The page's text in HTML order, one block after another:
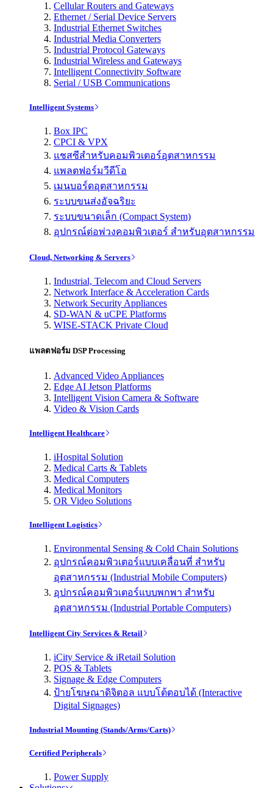
Cellular Routers and Gateways
Ethernet / Serial Device Servers
Industrial Ethernet Switches
Industrial Media Converters
Industrial Protocol Gateways
Industrial Wireless and Gateways
Intelligent Connectivity Software
Serial / USB Communications
Intelligent Systems
Box IPC
CPCI & VPX
แชสซีสำหรับคอมพิวเตอร์อุตสาหกรรม
แพลตฟอร์มวีดีโอ
เมนบอร์ดอุตสาหกรรม
ระบบขนส่งอัจฉริยะ
ระบบขนาดเล็ก (Compact System)
อุปกรณ์ต่อพ่วงคอมพิวเตอร์ สำหรับอุตสาหกรรม
Cloud, Networking & Servers
Industrial, Telecom and Cloud Servers
Network Interface & Acceleration Cards
Network Security Appliances
SD-WAN & uCPE Platforms
WISE-STACK Private Cloud
แพลตฟอร์ม DSP Processing
Advanced Video Appliances
Edge AI Jetson Platforms
Intelligent Vision Camera & Software
Video & Vision Cards
Intelligent Healthcare
iHospital Solution
Medical Carts & Tablets
Medical Computers
Medical Monitors
OR Video Solutions
Intelligent Logistics
Environmental Sensing & Cold Chain Solutions
อุปกรณ์คอมพิวเตอร์แบบเคลื่อนที่ สำหรับ
อุตสาหกรรม (Industrial Mobile Computers)
อุปกรณ์คอมพิวเตอร์แบบพกพา สำหรับ
อุตสาหกรรม (Industrial Portable Computers)
Intelligent City Services & Retail
iCity Service & iRetail Solution
POS & Tablets
Signage & Edge Computers
ป้ายโฆษณาดิจิตอล แบบโต้ตอบได้ (Interactive
Digital Signages)
Industrial Mounting (Stands/Arms/Carts)
Certified Peripherals
Power Supply